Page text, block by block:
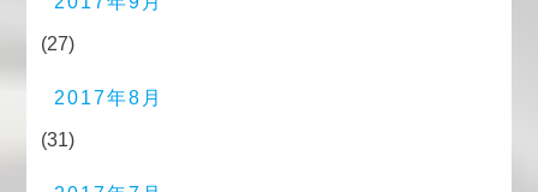
(27)
2017年8月
(31)